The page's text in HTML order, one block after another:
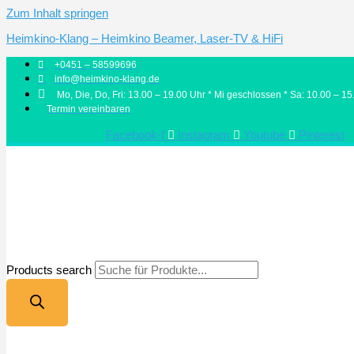
Zum Inhalt springen
Heimkino-Klang – Heimkino Beamer, Laser-TV & HiFi
+0451 – 58599696
info@heimkino-klang.de
Mo, Die, Do, Fri: 13.00 – 19.00 Uhr * Mi geschlossen * Sa: 10.00 –
Termin vereinbaren
Facebook-f Instagram Youtube Pinterest
Products search